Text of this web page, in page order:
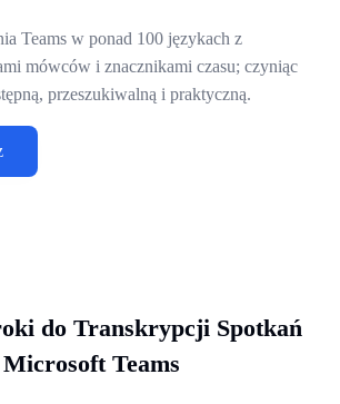
Teams w ponad 100 językach z
mówców i znacznikami czasu; czyniąc
przeszukiwalną i praktyczną.
do Transkrypcji Spotkań
Microsoft Teams